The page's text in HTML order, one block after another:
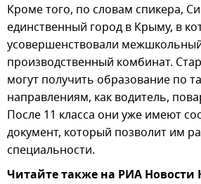
Кроме того, по словам спикера,
единственный город в Крыму, в
усовершенствовали
производственный комбинат.
могут получить образование по
направлениям, как водитель,
После 11 класса они уже имеют
документ, который позволит им
специальности.
Читайте также на РИА